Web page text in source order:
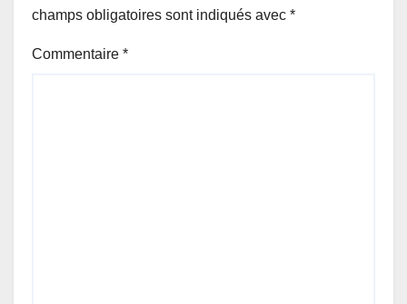
champs obligatoires sont indiqués avec *
Commentaire *